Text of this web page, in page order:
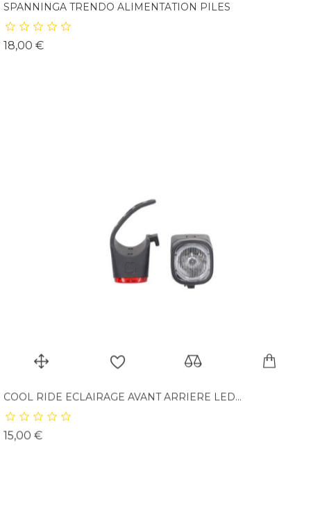
SPANNINGA TRENDO ALIMENTATION PILES
18,00 €Prix
COOL RIDE ECLAIRAGE AVANT ARRIERE LED...
15,00 €Prix